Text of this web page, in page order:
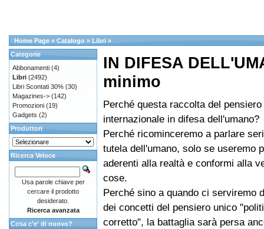
Home Page » Catalogo » Libri »
IN DIFESA
minimo
Perché questa raccolta del
internazionale in difesa dell'umano?
Perché ricominceremo a parlare
tutela dell'umano, solo se useremo
aderenti alla realtà e conformi alla
cose.
Perché sino a quando ci serviremo
dei concetti del pensiero unico
corretto", la battaglia sarà persa
Categorie
Abbonamenti (4)
Libri (2492)
Libri Scontati 30% (30)
Magazines-> (142)
Promozioni (19)
Gadgets (2)
Produttori
Ricerca Veloce
Usa parole chiave per
cercare il prodotto
desiderato.
Ricerca avanzata
Cosa c'e' di nuovo?